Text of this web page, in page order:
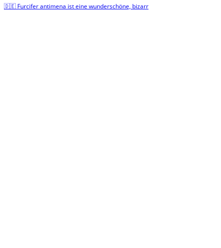
🇩🇪 Furcifer antimena ist eine wunderschöne, bizarr